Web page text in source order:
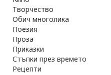
Творчество
Обич многолика
Поезия
Проза
Приказки
Стъпки през времето
Рецепти